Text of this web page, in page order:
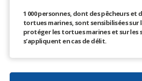
1 000 personnes, dont des pêcheurs et
tortues marines, sont sensibilisées sur
protéger les tortues marines et sur les
s’appliquent en cas de délit.